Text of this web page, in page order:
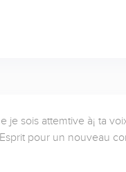
je sois attemtive à¡ ta
pour un nouveau